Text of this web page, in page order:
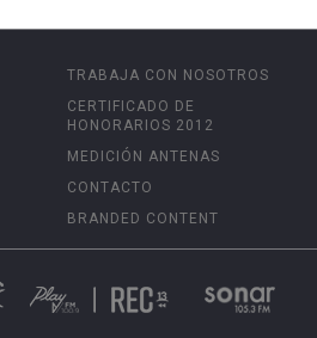
TRABAJA CON NOSOTROS
CERTIFICADO DE
HONORARIOS 2012
MEDICIÓN ANTENAS
CONTACTO
BRANDED CONTENT